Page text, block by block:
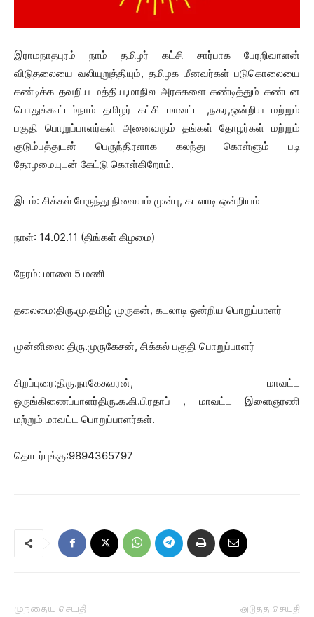
இராமநாதபுரம் நாம் தமிழர் கட்சி சார்பாக பேரறிவாளன்
விடுதலையை வலியுறுத்தியும், தமிழக மீனவர்கள் படுகொலையை
கண்டிக்க தவறிய மத்திய,மாநில அரசுகளை கண்டித்தும் கண்டன
பொதுக்கூட்டம்நாம் தமிழர் கட்சி மாவட்ட ,நகர,ஒன்றிய மற்றும்
பகுதி பொறுப்பாளர்கள் அனைவரும் தங்கள் தோழர்கள் மற்றும்
குடும்பத்துடன் பெருந்திரளாக கலந்து கொள்ளும் படி
தோழமையுடன் கேட்டு கொள்கிறோம்.
இடம்: சிக்கல் பேருந்து நிலையம் முன்பு, கடலாடி ஒன்றியம்
நாள்: 14.02.11 (திங்கள் கிழமை)
நேரம்: மாலை 5 மணி
தலைமை:திரு.மு.தமிழ் முருகன், கடலாடி ஒன்றிய பொறுப்பாளர்
முன்னிலை: திரு.முருகேசன், சிக்கல் பகுதி பொறுப்பாளர்
சிறப்புரை:திரு.நாகேசுவரன், மாவட்ட
ஒருங்கிணைப்பாளர்திரு.க.கி.பிரதாப் , மாவட்ட இளைஞரணி
மற்றும் மாவட்ட பொறுப்பாளர்கள்.
தொடர்புக்கு:9894365797
முந்தைய செய்தி அடுத்த செய்தி